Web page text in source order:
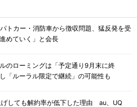
トカー・消防車から徴収問題、猛反発を受
めていく」と会長
のローミングは「予定通り9月末に終
「ルーラル限定で継続」の可能性も
げしても解約率が低下した理由 au、UQ